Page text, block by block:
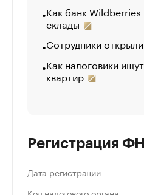
Как банк
склады
Сотрудники
Как налоговики
квартир
Регистрация
Дата регистрации